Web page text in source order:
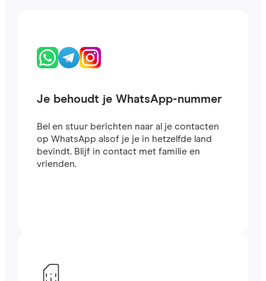
Je behoudt je WhatsApp-nummer
Bel en stuur berichten naar al je contacten
op WhatsApp alsof je je in hetzelfde land
bevindt. Blijf in contact met familie en
vrienden.